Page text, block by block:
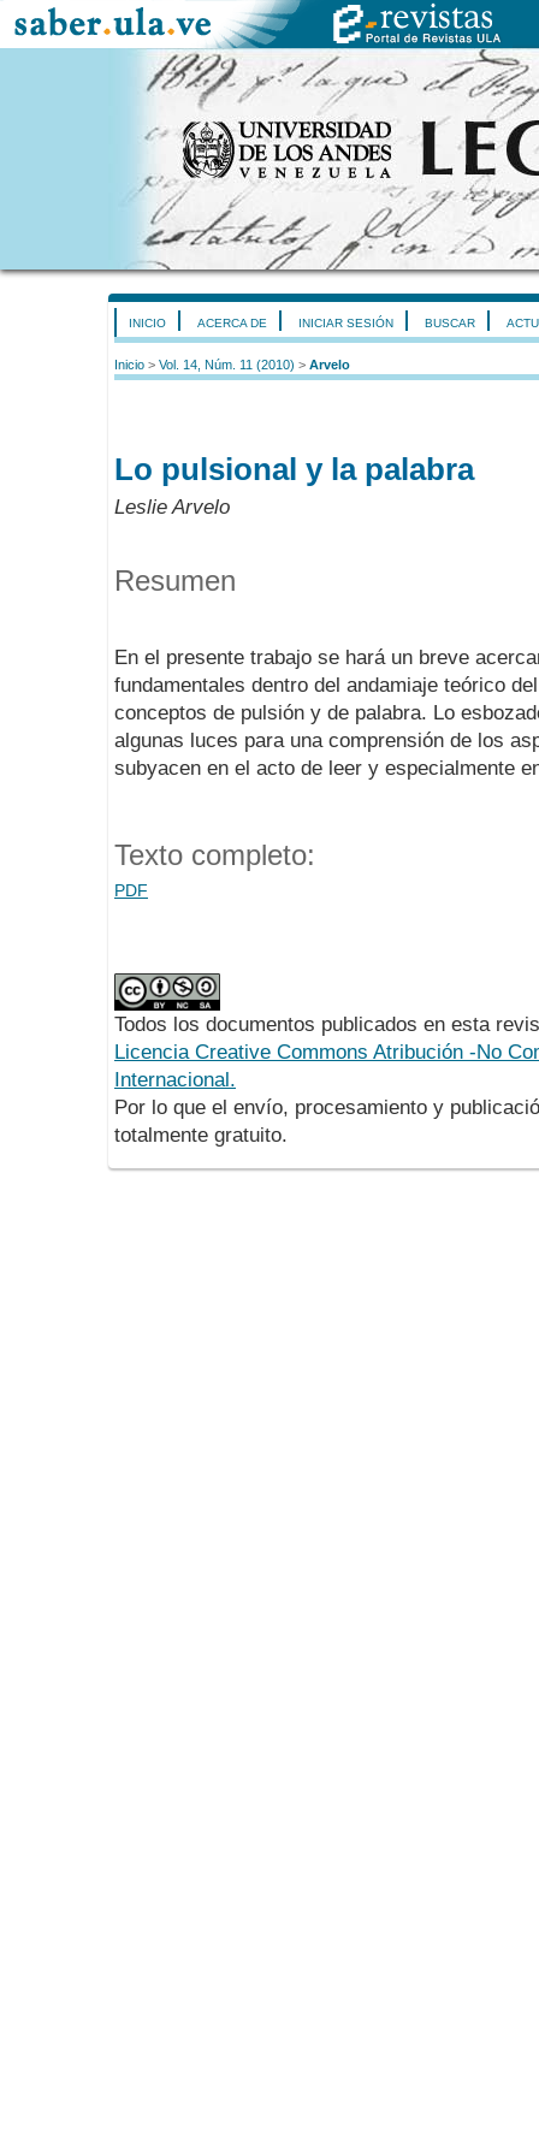
INICIO ACERCA DE INICIAR SESIÓN BUSCAR
Inicio > Vol. 14, Núm. 11 (2010) > Arvelo
Lo pulsional y la palabra
Leslie Arvelo
Resumen
En el presente trabajo se hará un breve
fundamentales dentro del andamiaje teórico
conceptos de pulsión y de palabra. Lo
algunas luces para una comprensión de los
subyacen en el acto de leer y especialmente
Texto completo:
PDF
Todos los documentos publicados en esta
Licencia Creative Commons Atribución -No
Internacional.
Por lo que el envío, procesamiento y
totalmente gratuito.